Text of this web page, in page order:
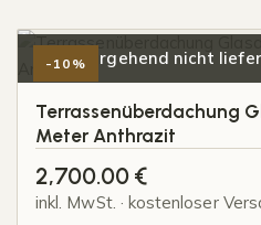
-10%
Vorübergehend nicht
Terrassenüberdachung
Meter Anthrazit
2,700.00 €
inkl. MwSt. · kostenloser